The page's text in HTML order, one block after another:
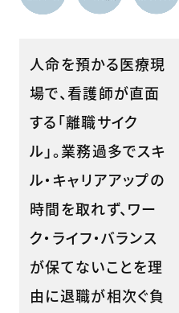
人命を預かる医療現
場で、看護師が直面
する「離職サイク
ル」。業務過多でスキ
ル・キャリアアップの
時間を取れず、ワー
ク・ライフ・バランス
が保てないことを理
由に退職が相次ぐ負